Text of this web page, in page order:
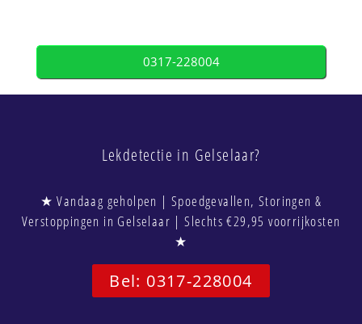
0317-228004
Lekdetectie in Gelselaar?
★ Vandaag geholpen | Spoedgevallen, Storingen &
Verstoppingen in Gelselaar | Slechts €29,95 voorrijkosten
★
Bel: 0317-228004